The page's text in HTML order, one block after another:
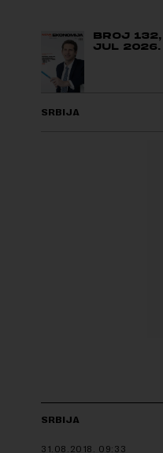
BROJ 132,
JUL 2026.
SRBIJA
SRBIJA
31.08.2018. 09:33